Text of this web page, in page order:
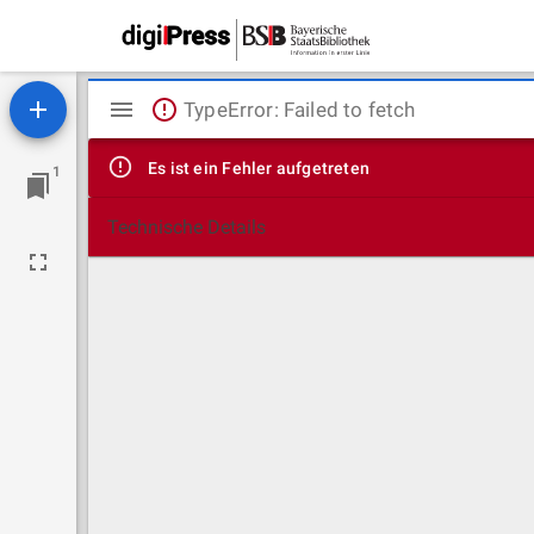
1
Mirador
Viewer
TypeError: Failed to fetch
Es ist ein Fehler aufgetreten
Technische Details